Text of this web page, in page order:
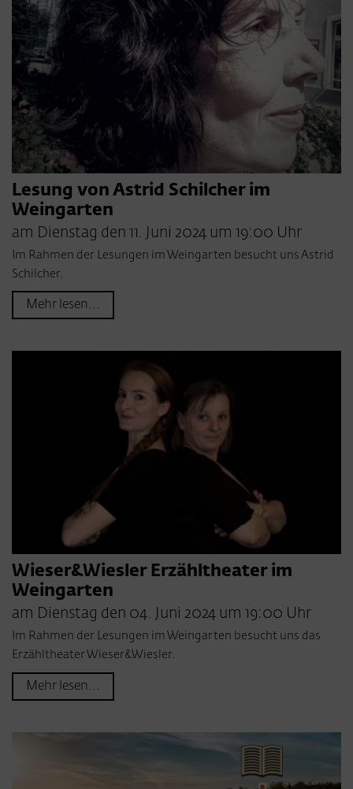
Lesung von Astrid Schilcher im
Weingarten
am Dienstag den 11. Juni 2024 um 19:00 Uhr
Im Rahmen der Lesungen im Weingarten besucht uns Astrid
Schilcher.
Mehr lesen...
Wieser&Wiesler Erzähltheater im
Weingarten
am Dienstag den 04. Juni 2024 um 19:00 Uhr
Im Rahmen der Lesungen im Weingarten besucht uns das
Erzähltheater Wieser&Wiesler.
Mehr lesen...